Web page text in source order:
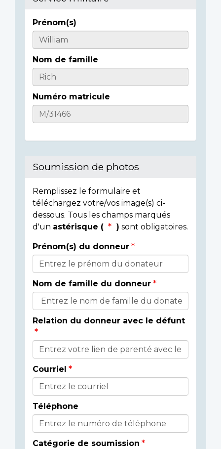
Casualty
Details
Prénom(s)
Nom de famille
Numéro matricule
Soumission de photos
Remplissez le formulaire et
téléchargez votre/vos image(s) ci-
dessous. Tous les champs marqués
d'un astérisque ( ) sont obligatoires.
Donor
Details
Prénom(s) du donneur
Nom de famille du donneur
Relation du donneur avec le défunt
Courriel
Téléphone
Catégorie de soumission